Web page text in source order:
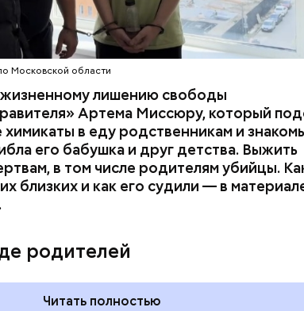
7
и Международный день
подкаблучника: какие
праздники отмечают в России
и мире 6 августа
Московской области
лишению свободы
Артема Миссюру, который
в еду родственникам и
его бабушка и друг детства. Выжить
в том числе родителям убийцы.
близких и как его судили — в
родителей
Читать полностью